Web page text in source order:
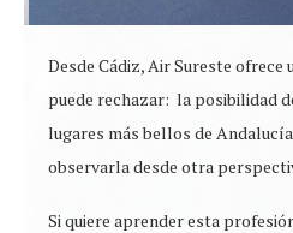
Desde Cádiz, Air Sureste ofrece
puede rechazar: la posibilidad
lugares más bellos de
observarla desde otra
Si quiere aprender esta